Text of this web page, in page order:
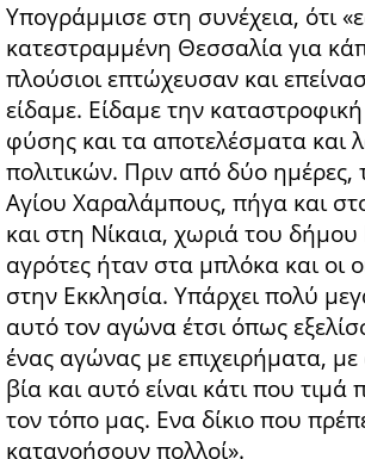
Υπογράμμισε στη συνέχεια, ότι
κατεστραμμένη Θεσσαλία για
πλούσιοι επτώχευσαν και
είδαμε. Είδαμε την
φύσης και τα αποτελέσματα και
πολιτικών. Πριν από δύο ημέρες,
Αγίου Χαραλάμπους, πήγα και
και στη Νίκαια, χωριά του δήμου
αγρότες ήταν στα μπλόκα και οι
στην Εκκλησία. Υπάρχει πολύ
αυτό τον αγώνα έτσι όπως
ένας αγώνας με επιχειρήματα, με
βία και αυτό είναι κάτι που τιμά
τον τόπο μας. Ενα δίκιο που
κατανοήσουν πολλοί».